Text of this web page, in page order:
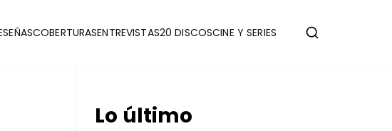
COBERTURASENTREVISTAS20 DISCOSCINE Y SERIES
Lo último